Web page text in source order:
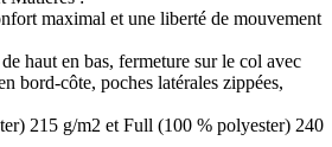
maximal et une liberté de mouvement
haut en bas, fermeture sur le col avec
bord-côte, poches latérales zippées,
215 g/m2 et Full (100 % polyester) 240